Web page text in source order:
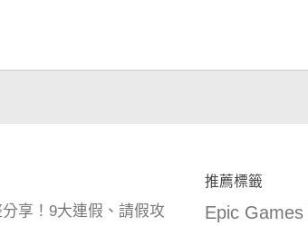
分享！9大連假、請假攻
推薦標籤
Epic Games